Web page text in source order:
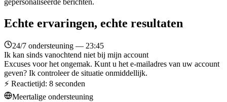
gepersonaliseerde berichten.
Echte ervaringen, echte resultaten
24/7 ondersteuning — 23:45
Ik kan sinds vanochtend niet bij mijn account
Excuses voor het ongemak. Kunt u het e-mailadres van uw account
geven? Ik controleer de situatie onmiddellijk.
⚡ Reactietijd: 8 seconden
Meertalige ondersteuning